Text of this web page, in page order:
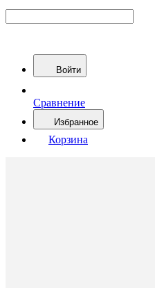
Войти
Сравнение
Избранное
Корзина